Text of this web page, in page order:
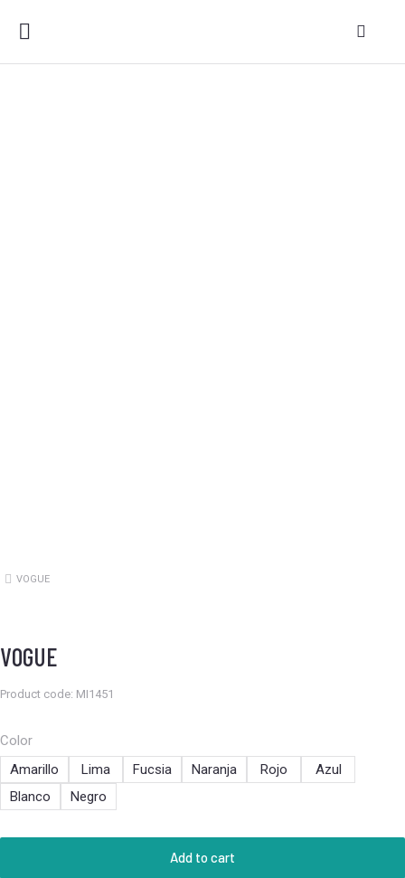
Estás aquí:
VOGUE
VOGUE
Product code: MI1451
Color
Amarillo
Lima Fucsia Naranja Rojo
Azul
Blanco
Negro
Add to cart